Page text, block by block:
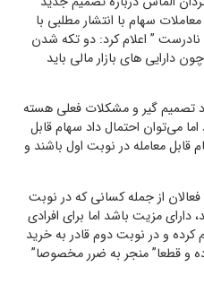
سهام با انتشار مطلبی با
نادرست ” اعلام کرد: دو تکه شدن
های بازار مالی باید
تصمیم گیر و مشکلات فعلی هسته
اما می‌توان احتمال داد سهام قابل
قابل معامله در نوبت اول باشند و
از جمله کسانی که در نوبت
مزیت باشد اما برای افرادی
و در نوبت دوم قادر به خرید
و قطعا” منجر به ضرر مخصوصا”